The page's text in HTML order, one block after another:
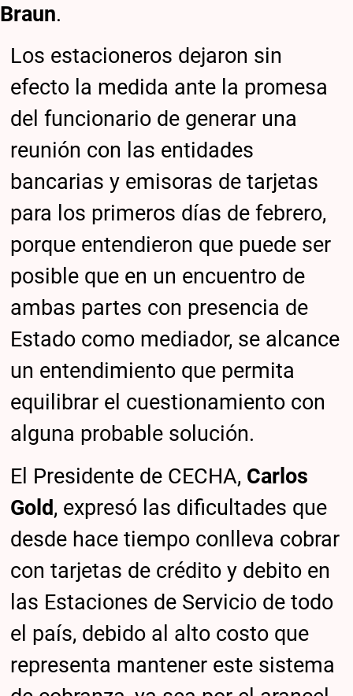
Braun.
Los estacioneros dejaron sin
efecto la medida ante la promesa
del funcionario de generar una
reunión con las entidades
bancarias y emisoras de tarjetas
para los primeros días de febrero,
porque entendieron que puede ser
posible que en un encuentro de
ambas partes con presencia de
Estado como mediador, se alcance
un entendimiento que permita
equilibrar el cuestionamiento con
alguna probable solución.
El Presidente de CECHA, Carlos
Gold, expresó las dificultades que
desde hace tiempo conlleva cobrar
con tarjetas de crédito y debito en
las Estaciones de Servicio de todo
el país, debido al alto costo que
representa mantener este sistema